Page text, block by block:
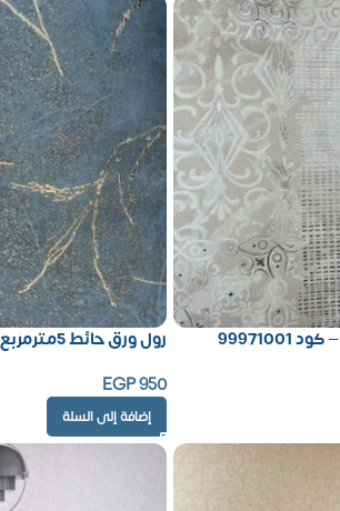
رول ورق حائط 5مترمربع – كود 99929516
EGP950
إضافة إلى السلة